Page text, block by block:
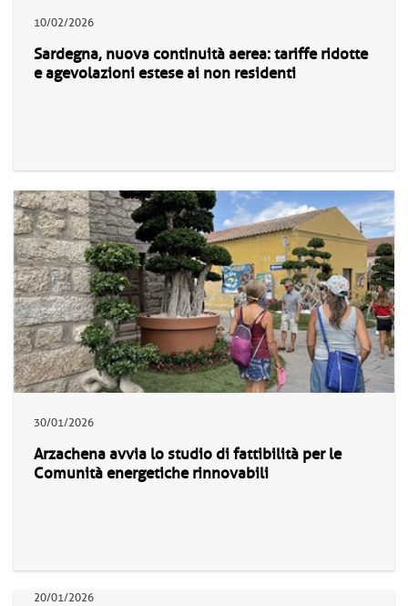
10/02/2026
Sardegna, nuova continuità aerea: tariffe ridotte
e agevolazioni estese ai non residenti
30/01/2026
Arzachena avvia lo studio di fattibilità per le
Comunità energetiche rinnovabili
20/01/2026